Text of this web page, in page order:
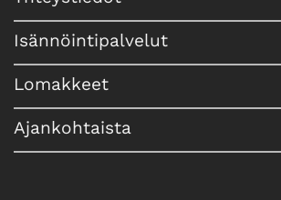
Isännöintipalvelut
Lomakkeet
Ajankohtaista